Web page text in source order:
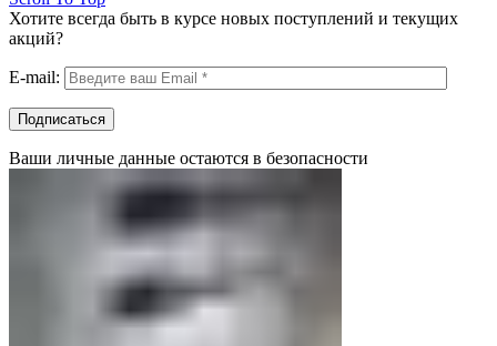
Хотите всегда быть в курсе новых поступлений и текущих
акций?
E-mail:
Ваши личные данные остаются в безопасности